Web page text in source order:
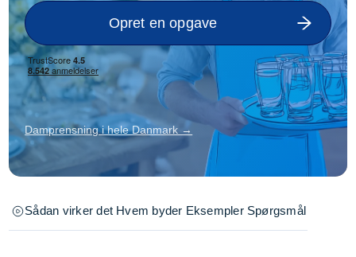
Opret en opgave
Damprensning i hele Danmark →
Sådan virker det Hvem byder Eksempler Spørgsmål